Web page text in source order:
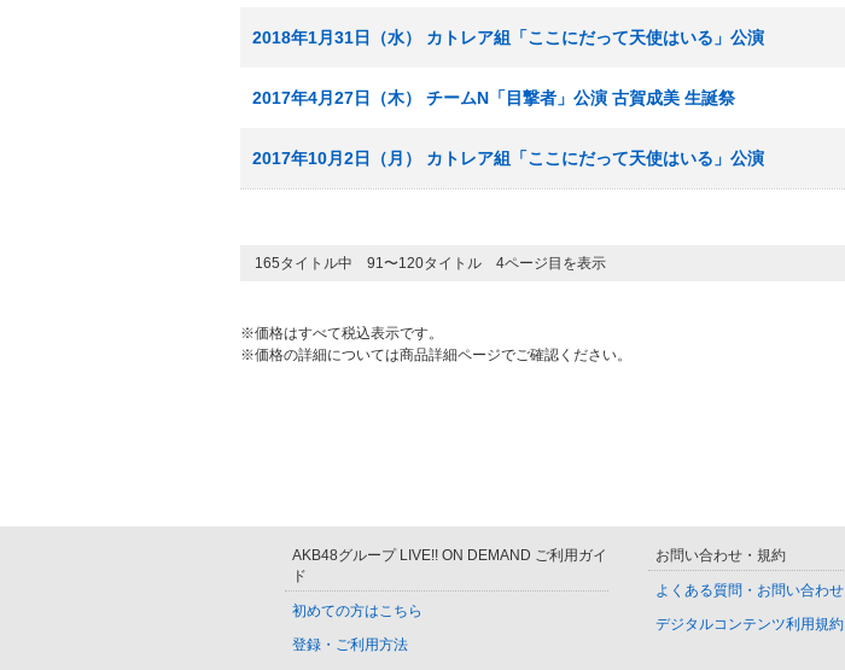
2018年1月31日（水） カトレア組「ここにだって天使はいる」公演
2017年4月27日（木） チームN「目撃者」公演 古賀成美 生誕祭
2017年10月2日（月） カトレア組「ここにだって天使はいる」公演
165タイトル中 91〜120タイトル 4ページ目を表示
※価格はすべて税込表示です。
※価格の詳細については商品詳細ページでご確認ください。
AKB48グループ LIVE!! ON DEMAND ご利用ガイ
ド
初めての方はこちら
登録・ご利用方法
お問い合わせ・規約
よくある質問・お問い合わせ
デジタルコンテンツ利用規約